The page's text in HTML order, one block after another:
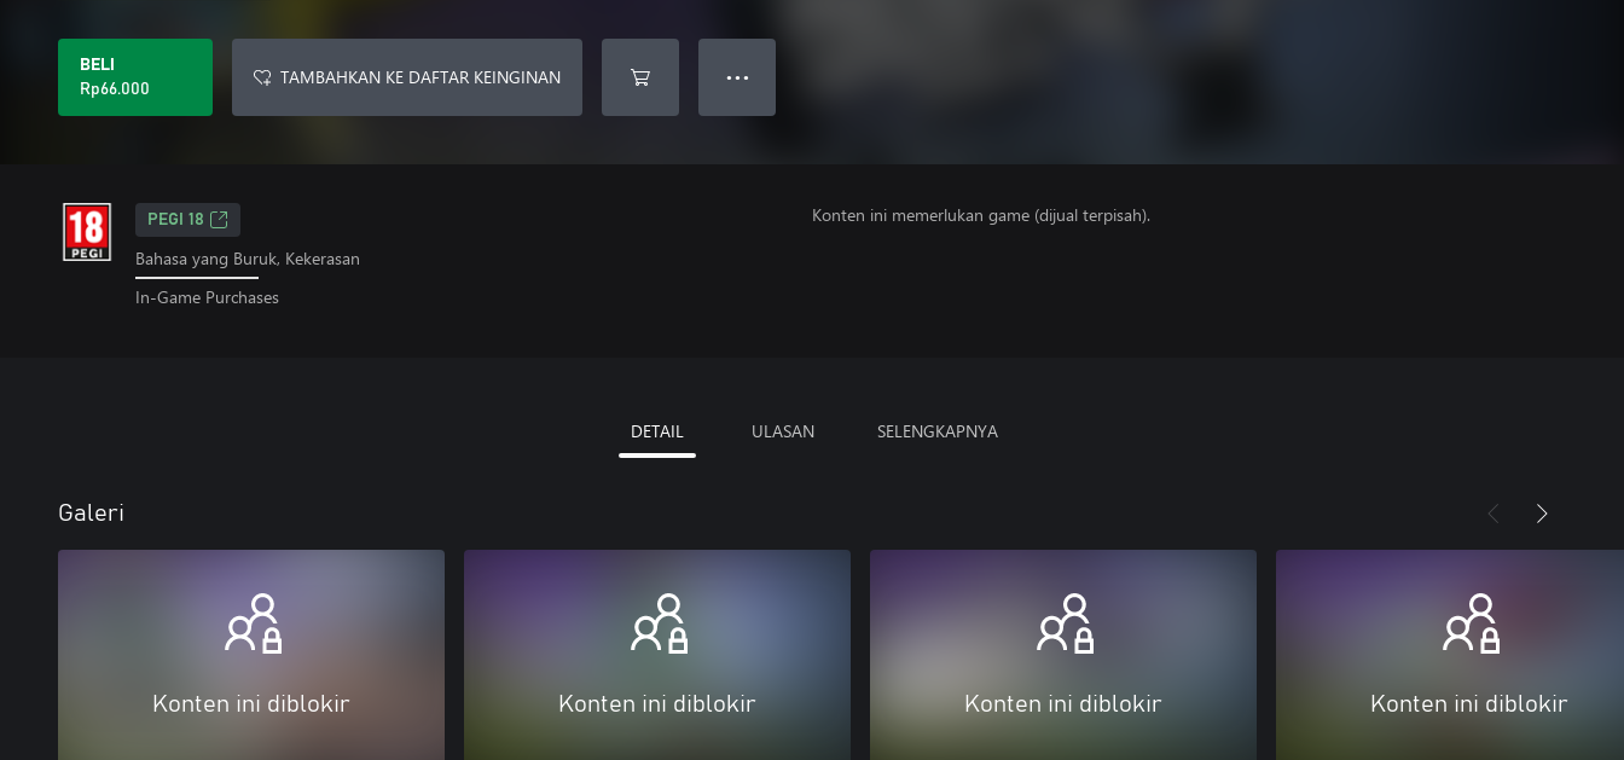
BELI
Rp66.000
TAMBAHKAN KE DAFTAR KEINGINAN ● ● ●
PEGI 18
Bahasa yang Buruk, Kekerasan
In-Game Purchases
Konten ini memerlukan game (dijual terpisah).
DETAIL ULASAN SELENGKAPNYA
Galeri
Konten ini diblokir Konten ini diblokir Konten ini diblokir Konten ini diblokir